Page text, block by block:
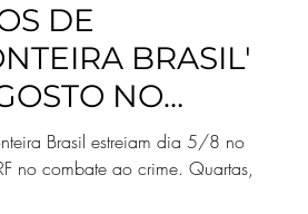
DE
BRASIL'
NO
HBO MAX
Brasil estreiam dia 5/8 no
no combate ao crime. Quartas,